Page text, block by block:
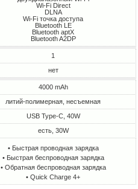
Wi-Fi Direct
DLNA
Wi-Fi точка доступа
Bluetooth LE
Bluetooth aptX
Bluetooth A2DP
1
нет
4000 mAh
литий-полимерная, несъемная
USB Type-C, 40W
есть, 30W
• Быстрая проводная зарядка
• Быстрая беспроводная зарядка
• Обратная беспроводная зарядка
• Quick Charge 4+